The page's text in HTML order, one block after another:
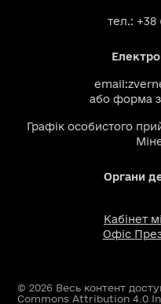
тел.: +38
email:
або форма
Графік особистого
Органи
Кабінет
Офіс
© 2026 Весь контент
Commons Attribution 4.0